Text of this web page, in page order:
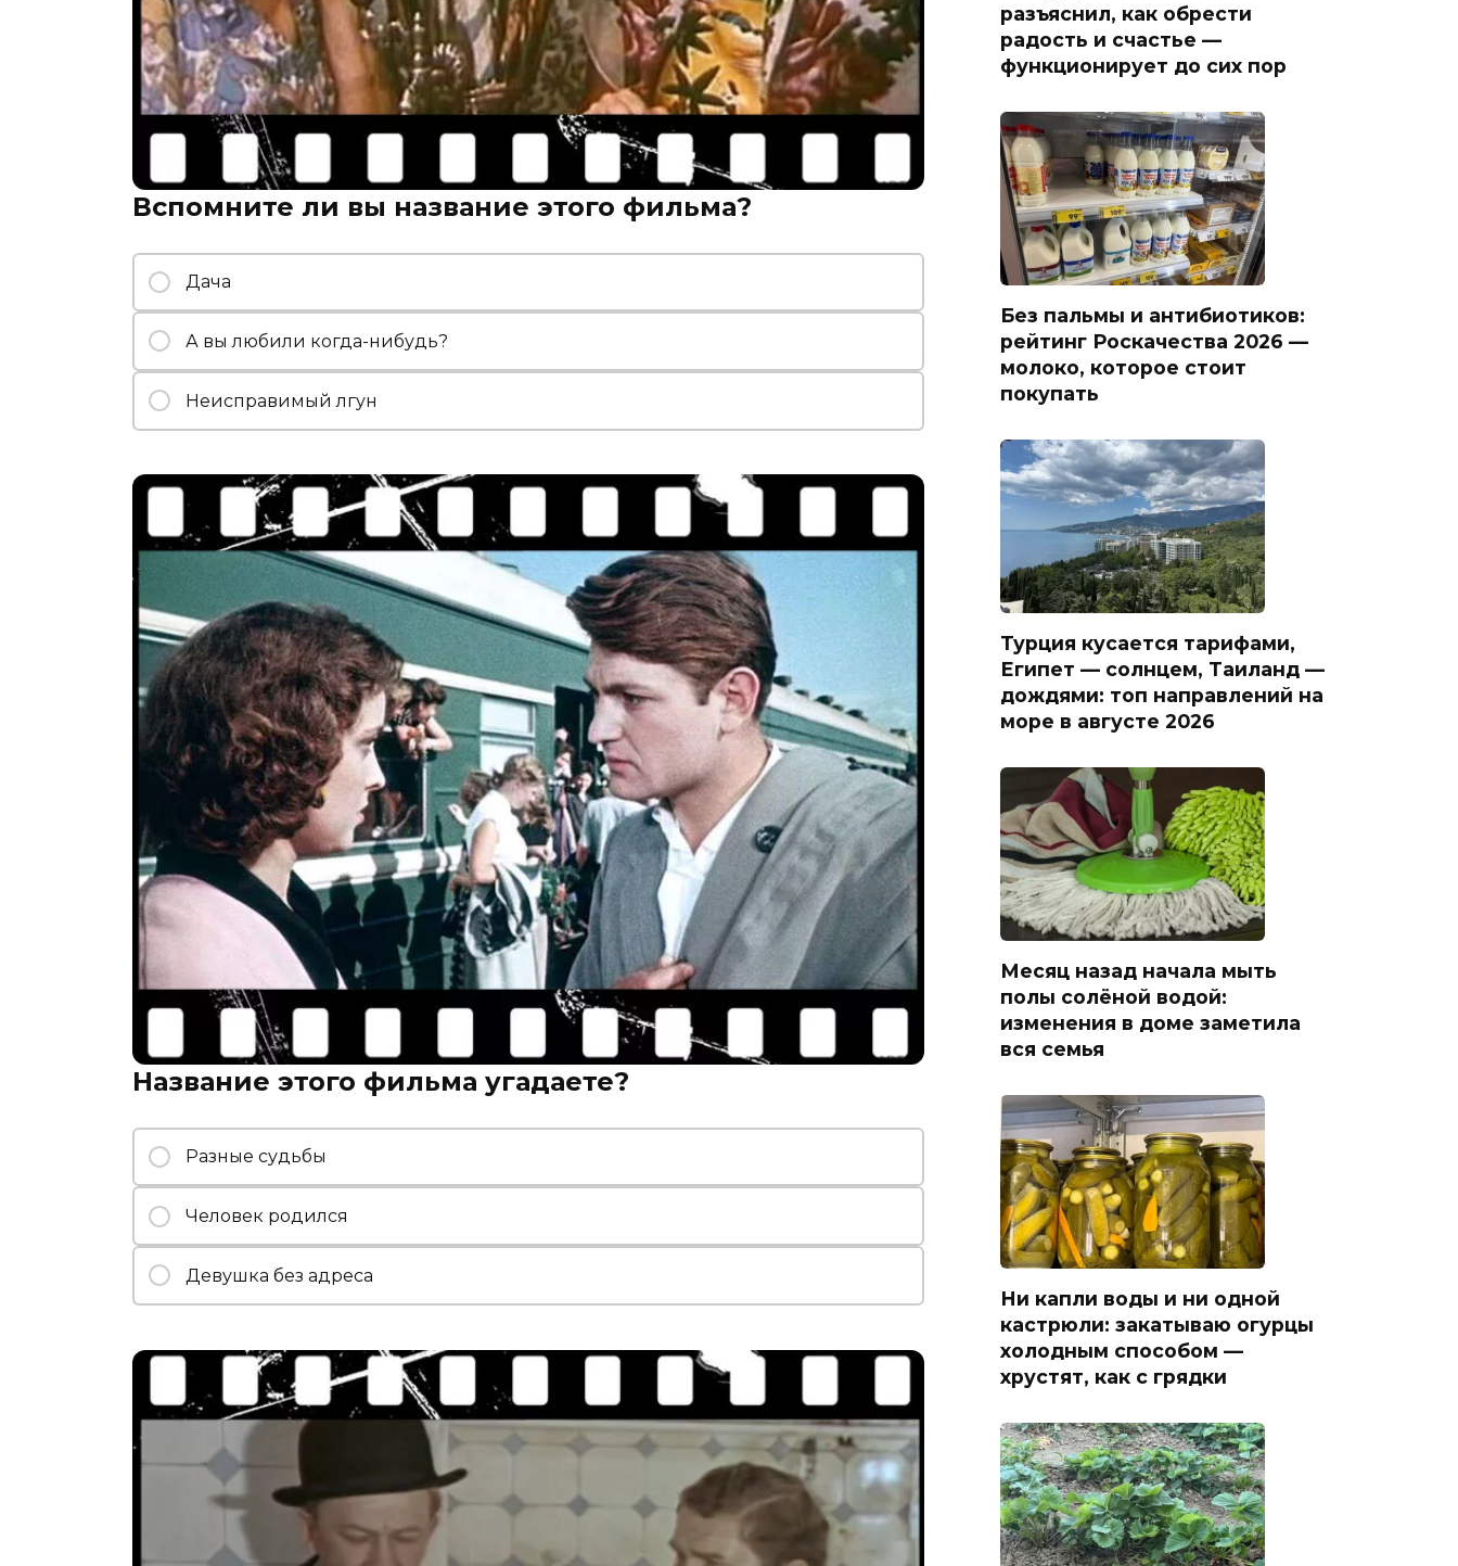
Вспомните ли вы название этого фильма?
Дача
А вы любили когда-нибудь?
Неисправимый лгун
Название этого фильма угадаете?
Разные судьбы
Человек родился
Девушка без адреса
разъяснил, как обрести
радость и счастье —
функционирует до сих пор
Без пальмы и антибиотиков:
рейтинг Роскачества 2026 —
молоко, которое стоит
покупать
Турция кусается тарифами,
Египет — солнцем, Таиланд —
дождями: топ направлений на
море в августе 2026
Месяц назад начала мыть
полы солёной водой:
изменения в доме заметила
вся семья
Ни капли воды и ни одной
кастрюли: закатываю огурцы
холодным способом —
хрустят, как с грядки